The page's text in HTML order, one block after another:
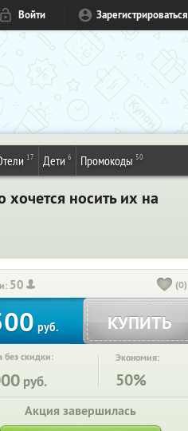
Войти Зарегистрироваться
17 Дети 6 Промокоды 50
носить их на
50 (0)
руб. КУПИТЬ
без скидки:
руб.
Экономия:
50%
Акция завершилась